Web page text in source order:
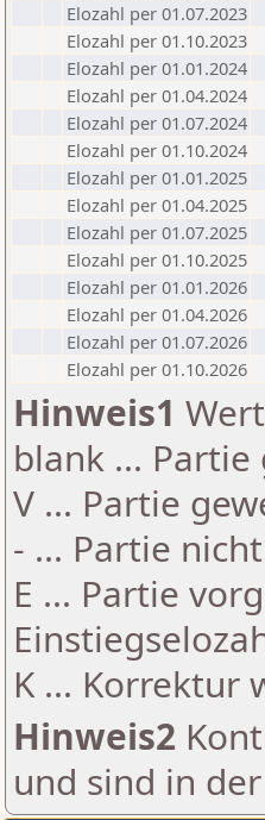
Elozahl per 01.07.2023
Elozahl per 01.10.2023
Elozahl per 01.01.2024
Elozahl per 01.04.2024
Elozahl per 01.07.2024
Elozahl per 01.10.2024
Elozahl per 01.01.2025
Elozahl per 01.04.2025
Elozahl per 01.07.2025
Elozahl per 01.10.2025
Elozahl per 01.01.2026
Elozahl per 01.04.2026
Elozahl per 01.07.2026
Elozahl per 01.10.2026
Hinweis1
blank ...
V ... Partie
- ... Partie
E ... Partie
K ... Korrektur
Hinweis2
und sind in